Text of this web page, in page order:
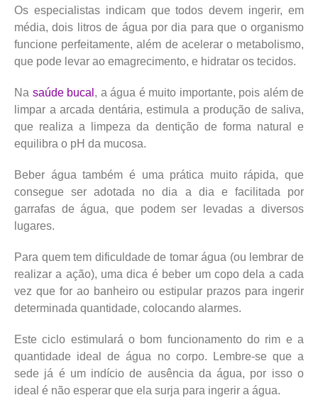
Os especialistas indicam que todos devem ingerir, em
média, dois litros de água por dia para que o organismo
funcione perfeitamente, além de acelerar o metabolismo,
que pode levar ao emagrecimento, e hidratar os tecidos.
Na saúde bucal , a água é muito importante, pois além de
limpar a arcada dentária, estimula a produção de saliva,
que realiza a limpeza da dentição de forma natural e
equilibra o pH da mucosa.
Beber água também é uma prática muito rápida, que
consegue ser adotada no dia a dia e facilitada por
garrafas de água, que podem ser levadas a diversos
lugares.
Para quem tem dificuldade de tomar água (ou lembrar de
realizar a ação), uma dica é beber um copo dela a cada
vez que for ao banheiro ou estipular prazos para ingerir
determinada quantidade, colocando alarmes.
Este ciclo estimulará o bom funcionamento do rim e a
quantidade ideal de água no corpo. Lembre-se que a
sede já é um indício de ausência da água, por isso o
ideal é não esperar que ela surja para ingerir a água.